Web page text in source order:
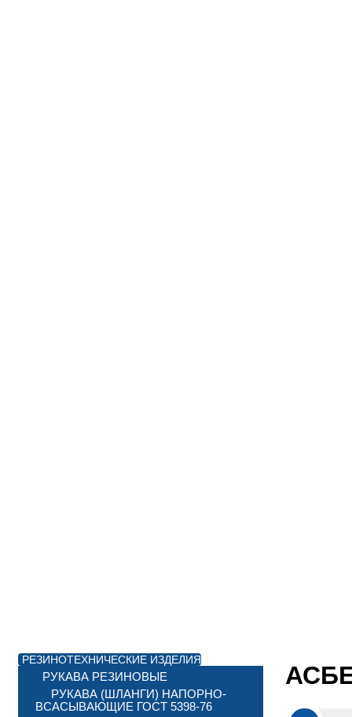
РЕЗИНОТЕХНИЧЕСКИЕ ИЗДЕЛИЯ
РУКАВА РЕЗИНОВЫЕ
РУКАВА (ШЛАНГИ) НАПОРНО-
ВСАСЫВАЮЩИЕ ГОСТ 5398-76